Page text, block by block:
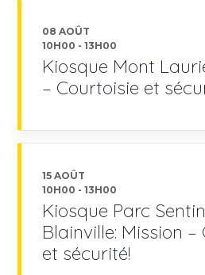
08 AOÛT
10H00 -13H00
Kiosque Mont
– Courtoisie et
15 AOÛT
10H00 -13H00
Kiosque Parc
Blainville: Mission –
et sécurité!